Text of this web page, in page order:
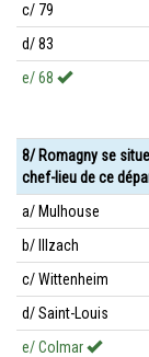
c/ 79
d/ 83
e/ 68
8/ Romagny se
chef-lieu de ce
a/ Mulhouse
b/ Illzach
c/ Wittenheim
d/ Saint-Louis
e/ Colmar